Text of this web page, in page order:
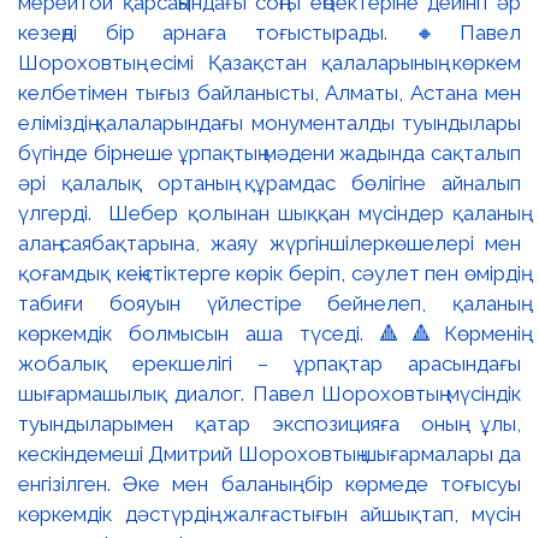
кезеңді бір арнаға тоғыстырады. 🔸Павел
Шороховтың есімі Қазақстан қалаларының көркем
келбетімен тығыз байланысты, Алматы, Астана мен
еліміздің қалаларындағы монументалды туындылары
бүгінде бірнеше ұрпақтың мәдени жадында сақталып
әрі қалалық ортаның құрамдас бөлігіне айналып
үлгерді. Шебер қолынан шыққан мүсіндер қаланың
алаң-саябақтарына, жаяу жүргіншілеркөшелері мен
қоғамдық кеңістіктерге көрік беріп, сәулет пен өмірдің
табиғи бояуын үйлестіре бейнелеп, қаланың
көркемдік болмысын аша түседі. 🔺🔺Көрменің
жобалық ерекшелігі – ұрпақтар арасындағы
шығармашылық диалог. Павел Шороховтың мүсіндік
туындыларымен қатар экспозицияға оның ұлы,
кескіндемеші Дмитрий Шороховтың шығармалары да
енгізілген. Әке мен баланың бір көрмеде тоғысуы
көркемдік дәстүрдің жалғастығын айшықтап, мүсін